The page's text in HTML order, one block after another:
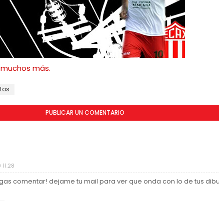
más.
PUBLICAR UN COMENTARIO
comentar! dejame tu mail para ver que onda con lo de tus